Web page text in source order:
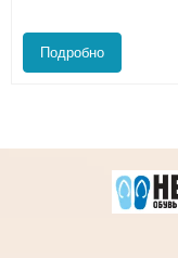
Подробно